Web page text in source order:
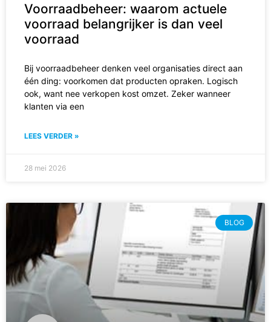
Voorraadbeheer: waarom actuele
voorraad belangrijker is dan veel
voorraad
Bij voorraadbeheer denken veel organisaties direct aan
één ding: voorkomen dat producten opraken. Logisch
ook, want nee verkopen kost omzet. Zeker wanneer
klanten via een
LEES VERDER »
28 mei 2026
BLOG